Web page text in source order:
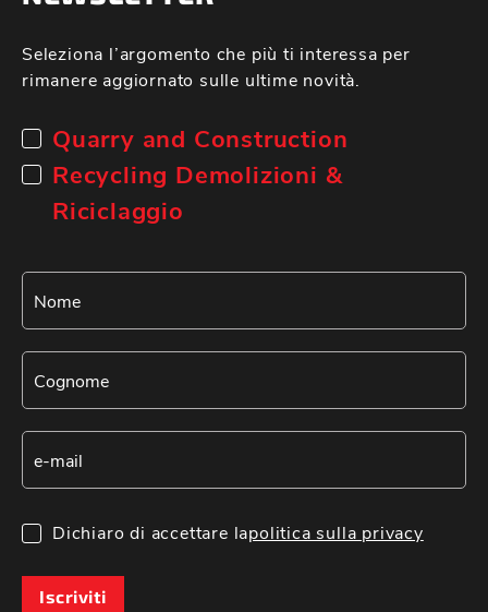
Seleziona l’argomento che più ti interessa per
rimanere aggiornato sulle ultime novità.
Quarry and Construction
Recycling Demolizioni &
Riciclaggio
Dichiaro di accettare lapolitica sulla privacy
Iscriviti